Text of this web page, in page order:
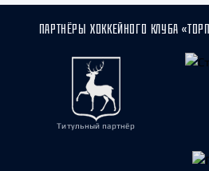
ПАРТНЁРЫ ХОККЕЙНОГО КЛУБА
Титульный партнёр